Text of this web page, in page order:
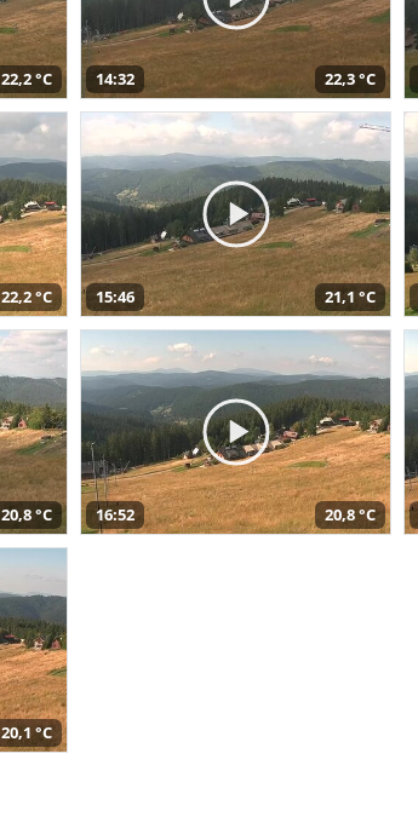
22,2 °C 14:32 22,3 °C
22,2 °C 15:46 21,1 °C
20,8 °C 16:52 20,8 °C
20,1 °C